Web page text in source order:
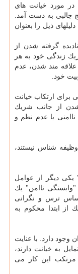
در مورد خیانت های
جالبی به دست آمد.
ذیل را بعنوان
گرفته شدن از
زندگی خود به هر
علاقه مند شدن، عدم
خود.
برای ارتكاب خیانت
از جانب شریك
یا عدم نظم و
شناس نیستند،
یكی دیگر از عوامل
ناامن" یك
ترس و نگرانی
از ابتدا محكوم به
وجود دارد. با عنایت
به خیانت دارند،
مرتكب این كار می